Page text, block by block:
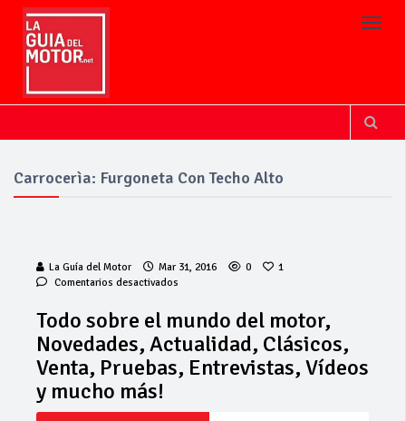
Carrocerìa: Furgoneta Con Techo Alto
La Guía del Motor Mar 31, 2016 0
1
Comentarios desactivados
el
mundo
del
motor,
Todo sobre el mundo del motor,
Novedades, Actualidad, Clásicos,
Venta, Pruebas, Entrevistas, Vídeos
y mucho más!